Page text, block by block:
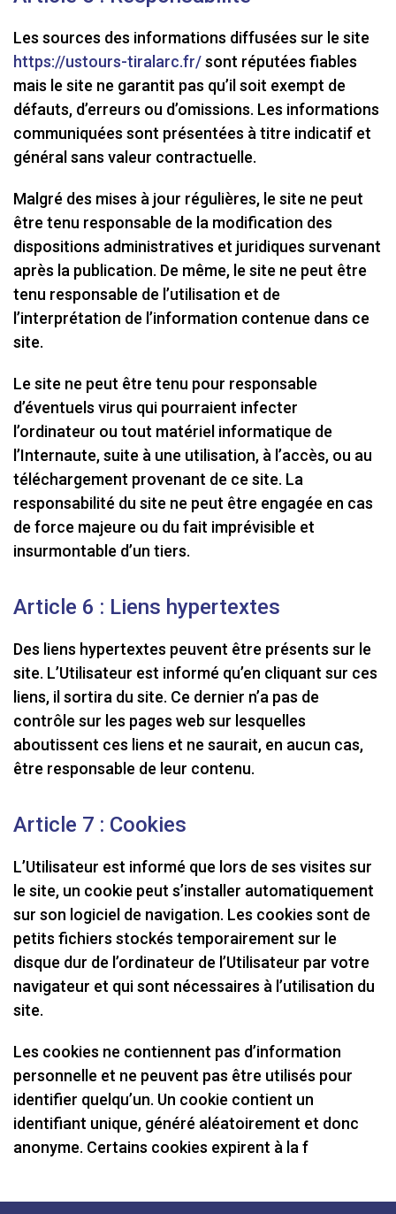
Les sources des informations diffusées sur le site
https://ustours-tiralarc.fr/sont réputées fiables
mais le site ne garantit pas qu’il soit exempt de
défauts, d’erreurs ou d’omissions. Les informations
communiquées sont présentées à titre indicatif et
général sans valeur contractuelle.
Malgré des mises à jour régulières, le site ne peut
être tenu responsable de la modification des
dispositions administratives et juridiques survenant
après la publication. De même, le site ne peut être
tenu responsable de l’utilisation et de
l’interprétation de l’information contenue dans ce
site.
Le site ne peut être tenu pour responsable
d’éventuels virus qui pourraient infecter
l’ordinateur ou tout matériel informatique de
l’Internaute, suite à une utilisation, à l’accès, ou au
téléchargement provenant de ce site. La
responsabilité du site ne peut être engagée en cas
de force majeure ou du fait imprévisible et
insurmontable d’un tiers.
Article 6 : Liens hypertextes
Des liens hypertextes peuvent être présents sur le
site. L’Utilisateur est informé qu’en cliquant sur ces
liens, il sortira du site. Ce dernier n’a pas de
contrôle sur les pages web sur lesquelles
aboutissent ces liens et ne saurait, en aucun cas,
être responsable de leur contenu.
Article 7 : Cookies
L’Utilisateur est informé que lors de ses visites sur
le site, un cookie peut s’installer automatiquement
sur son logiciel de navigation. Les cookies sont de
petits fichiers stockés temporairement sur le
disque dur de l’ordinateur de l’Utilisateur par votre
navigateur et qui sont nécessaires à l’utilisation du
site.
Les cookies ne contiennent pas d’information
personnelle et ne peuvent pas être utilisés pour
identifier quelqu’un. Un cookie contient un
identifiant unique, généré aléatoirement et donc
anonyme. Certains cookies expirent à la f